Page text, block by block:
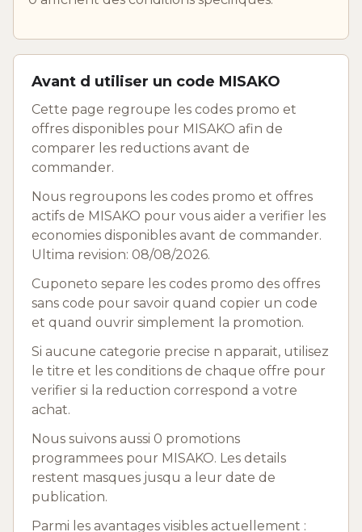
Avant d utiliser un code MISAKO
Cette page regroupe les codes promo et
offres disponibles pour MISAKO afin de
comparer les reductions avant de
commander.
Nous regroupons les codes promo et offres
actifs de MISAKO pour vous aider a verifier les
economies disponibles avant de commander.
Ultima revision: 08/08/2026.
Cuponeto separe les codes promo des offres
sans code pour savoir quand copier un code
et quand ouvrir simplement la promotion.
Si aucune categorie precise n apparait, utilisez
le titre et les conditions de chaque offre pour
verifier si la reduction correspond a votre
achat.
Nous suivons aussi 0 promotions
programmees pour MISAKO. Les details
restent masques jusqu a leur date de
publication.
Parmi les avantages visibles actuellement :